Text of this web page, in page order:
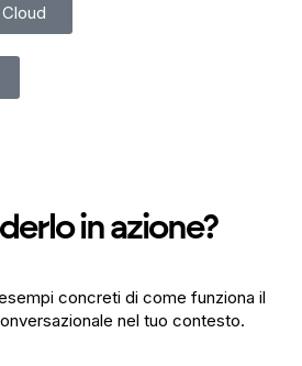
in azione?
concreti di come funziona il
nel tuo contesto.